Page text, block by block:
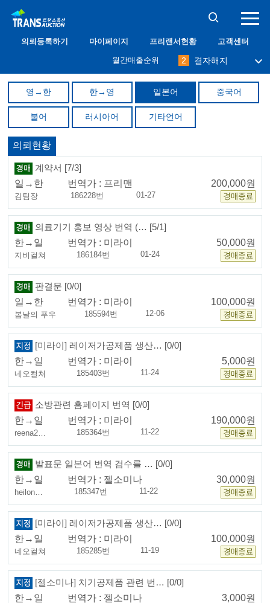
의뢰등록하기 마이페이지 프리랜서현황 고객센터
월간매출순위
10 프리맨
2
결자해지
3
나무사랑
4
immodium
6
abang
7
8
케니
영→한 한→영 일본어 중국어
불어 러시아어 기타언어
의뢰현황
계약서 [7/3]
일→한
번역가 : 프리맨 200,000원
김팀장 186228번 01-27
의료기기 홍보 영상 번역 (… [5/1]
한→일
번역가 : 미라이 50,000원
지비컬쳐 186184번 01-24
판결문 [0/0]
일→한
번역가 : 미라이 100,000원
봄날의 푸우 185594번 12-06
[미라이] 레이저가공제품 생산… [0/0]
한→일
번역가 : 미라이 5,000원
네오컬쳐 185403번 11-24
소방관련 홈페이지 번역 [0/0]
한→일
번역가 : 미라이 190,000원
reena2… 185364번 11-22
발표문 일본어 번역 검수를 … [0/0]
한→일
번역가 : 젤소미나 30,000원
heilon… 185347번 11-22
[미라이] 레이저가공제품 생산… [0/0]
한→일
번역가 : 미라이 100,000원
네오컬쳐 185285번 11-19
[젤소미나] 치기공제품 관련 번… [0/0]
한→일
번역가 : 젤소미나 3,000원